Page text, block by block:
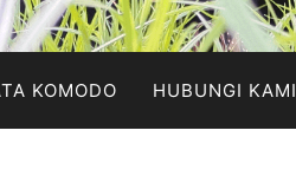
KOMODO HUBUNGI KAMI